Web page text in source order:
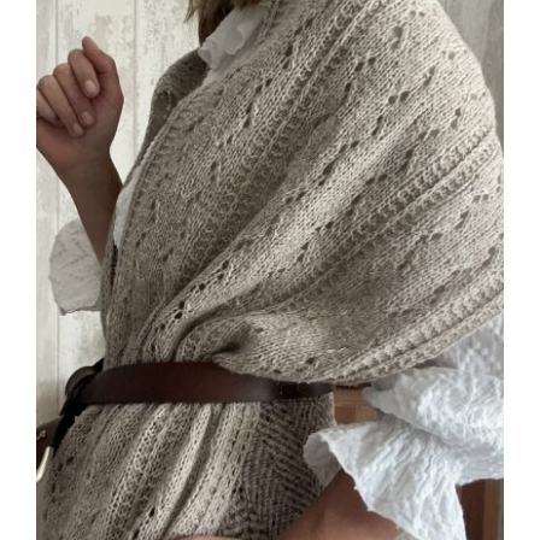
Blog
Contacto
Newsletter
Carrito
Mi cuenta